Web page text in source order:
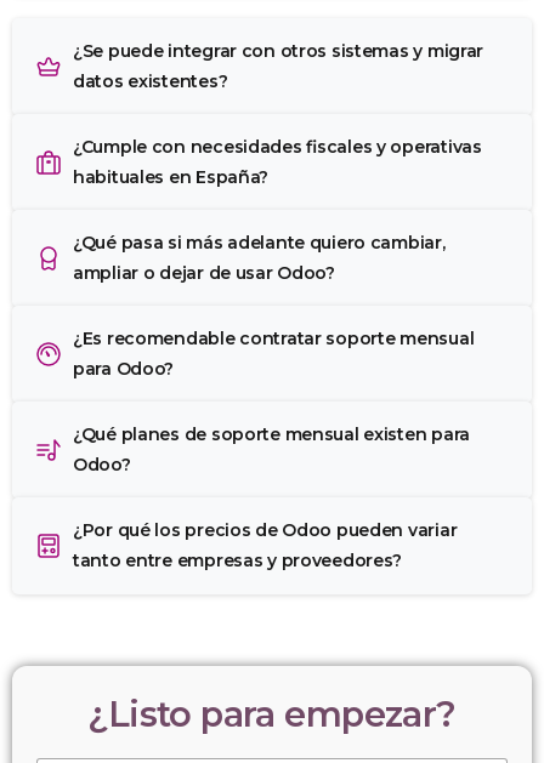
¿Se puede integrar con otros sistemas y migrar
datos existentes?
¿Cumple con necesidades fiscales y operativas
habituales en España?
¿Qué pasa si más adelante quiero cambiar,
ampliar o dejar de usar Odoo?
¿Es recomendable contratar soporte mensual
para Odoo?
¿Qué planes de soporte mensual existen para
Odoo?
¿Por qué los precios de Odoo pueden variar
tanto entre empresas y proveedores?
¿Listo para empezar?